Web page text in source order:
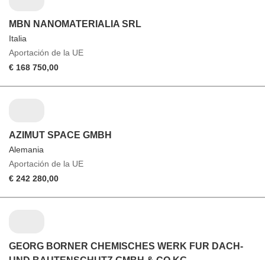
MBN NANOMATERIALIA SRL
Italia
Aportación de la UE
€ 168 750,00
AZIMUT SPACE GMBH
Alemania
Aportación de la UE
€ 242 280,00
GEORG BORNER CHEMISCHES WERK FUR DACH-